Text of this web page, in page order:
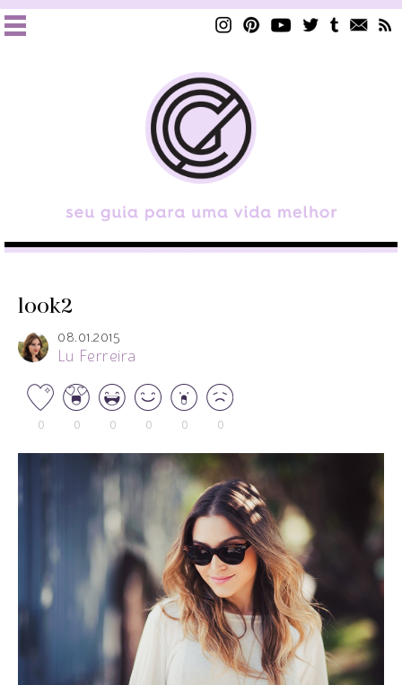
look2
08.01.2015
Lu Ferreira
0 0 0 0 0 0